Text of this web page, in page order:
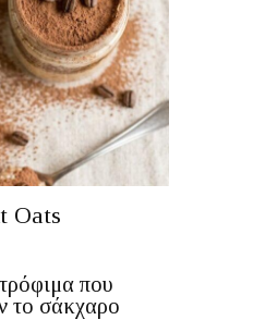
Oats
που
το σάκχαρο